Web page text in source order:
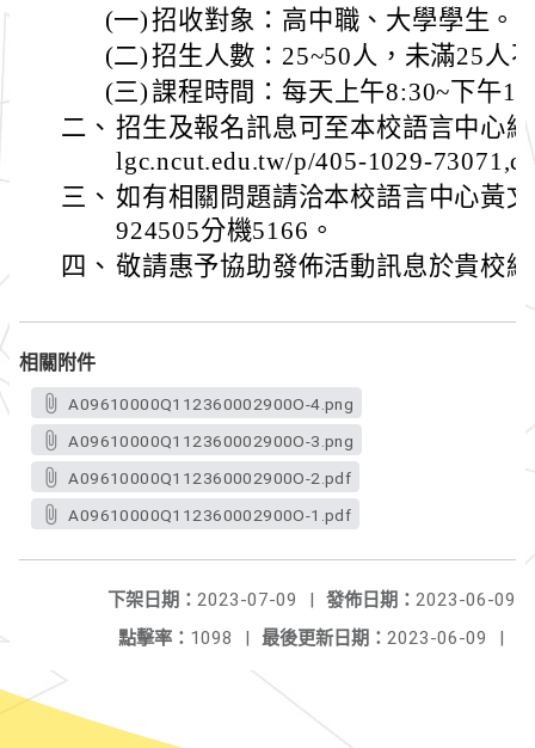
(一)招收對象：高中職、大學學生。
(二)招生人數：25~50人，未滿25人
(三)課程時間：每天上午8:30~下午
二、 招生及報名訊息可至本校語言中心
lgc.ncut.edu.tw/p/405-1029-
三、 如有相關問題請洽本校語言中心黃
924505分機5166。
四、 敬請惠予協助發佈活動訊息於貴校
相關附件
A09610000Q112360002900O-4.png
A09610000Q112360002900O-3.png
A09610000Q112360002900O-2.pdf
A09610000Q112360002900O-1.pdf
發佈日期： 2023-06-09
下架日期： 2023-07-09
|
最後更新日期： 2023-06-09 |
點擊率： 1098 |